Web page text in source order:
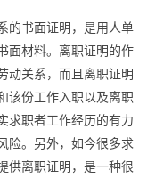
的书面证明，是用人单
面材料。离职证明的作
动关系，而且离职证明
该份工作入职以及离职
求职者工作经历的有力
险。另外，如今很多求
供离职证明，是一种很